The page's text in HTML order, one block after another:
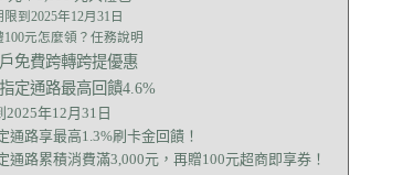
到2025年12月31日
100元怎麼領？任務說明
免費跨轉跨提優惠
定通路最高回饋4.6%
2025年12月31日
路享最高1.3%刷卡金回饋！
路累積消費滿3,000元，再贈100元超商即享券！